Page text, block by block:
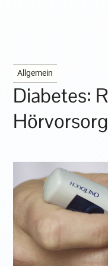
Allgemein
Diabetes: